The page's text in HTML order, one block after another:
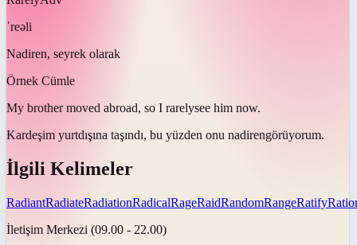
ˈreəli
Nadiren, seyrek olarak
Örnek Cümle
My brother moved abroad, so I rarelysee him now.
Kardeşim yurtdışına taşındı, bu yüzden onu nadirengörüyorum.
İlgili Kelimeler
RadiantRadiateRadiationRadicalRageRaidRandomRangeRatify
İletişim Merkezi (09.00 - 22.00)